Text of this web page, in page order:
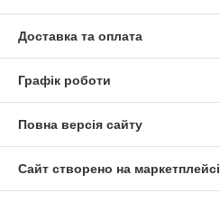
Доставка та оплата
Графік роботи
Повна версія сайту
Сайт створено на маркетплейсі